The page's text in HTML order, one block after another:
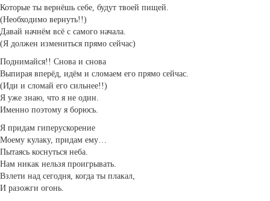
Которые ты вернёшь себе, будут твоей пищей.
(Необходимо вернуть!!)
Давай начнём всё с самого начала.
(Я должен измениться прямо сейчас)
Поднимайся!! Снова и снова
Выпирая вперёд, идём и сломаем его прямо сейчас.
(Иди и сломай его сильнее!!)
Я уже знаю, что я не один.
Именно поэтому я борюсь.
Я придам гиперускорение
Моему кулаку, придам ему…
Пытаясь коснуться неба.
Нам никак нельзя проигрывать.
Взлети над сегодня, когда ты плакал,
И разожги огонь.